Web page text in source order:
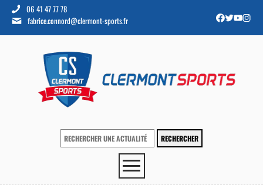
06 41 47 77 78
fabrice.connord@clermont-sports.fr